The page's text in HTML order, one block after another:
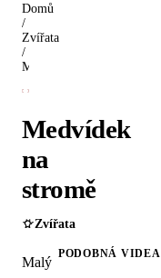
Domů
/
Zvířata
/
Medvídek
na
stromě
Zvířata
Malý
PODOBNÁ VIDEA